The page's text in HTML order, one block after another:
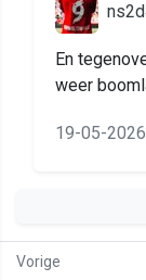
En
weer
19-05-
Vorige